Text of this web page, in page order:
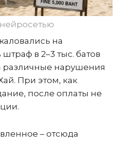
на
в 2–3 тыс. батов
различные нарушения
При этом, как
после оплаты не
– отсюда